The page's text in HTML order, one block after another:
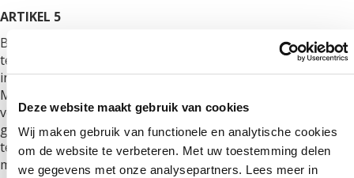
Deze website maakt gebruik van cookies
Wij maken gebruik van functionele en analytische cookies
om de website te verbeteren. Met uw toestemming delen
we gegevens met onze analysepartners. Lees meer in
ARTIKEL 5
Bij niet-tijdige betaling binnen de onder artikel 2 genoemde
termijn van 30 dagen is de debiteur zonder aanmaning of
ingebrekestelling van rechtswege in verzuim en aan het
MRI Centrum naast de hiervoor onder artikel 4 genoemde
vertragingsrente tevens verschuldigd alle kosten, zowel
gerechtelijke als buitengerechtelijke, die het MRI Centrum
ter incassering van haar vordering moet maken, waaronder
minimaal begrepen: